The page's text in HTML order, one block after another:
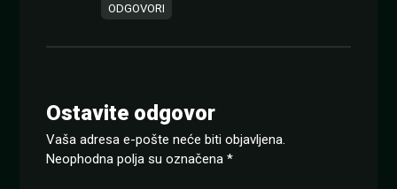
ODGOVORI
Ostavite odgovor
Vaša adresa e-pošte neće biti objavljena.
Neophodna polja su označena *